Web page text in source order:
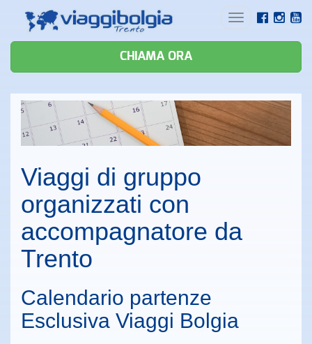
Toggle
CHIAMA ORA
Viaggi di gruppo
organizzati con
accompagnatore da
Trento
Calendario partenze
Esclusiva Viaggi Bolgia